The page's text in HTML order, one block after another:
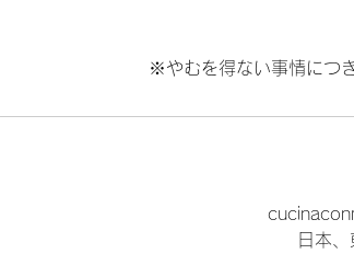
※やむを得ない事情につ
日本